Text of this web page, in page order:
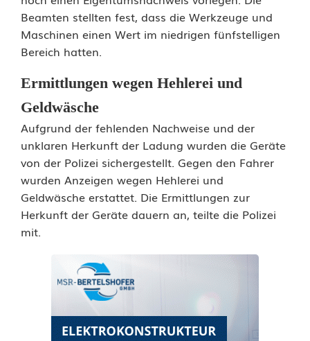
u
f
e
r
A
u
t
o
Beamten stellten fest, dass die Werkzeuge und
Maschinen einen Wert im niedrigen fünfstelligen
Bereich hatten.
Ermittlungen wegen Hehlerei und
Geldwäsche
Aufgrund der fehlenden Nachweise und der
unklaren Herkunft der Ladung wurden die Geräte
von der Polizei sichergestellt. Gegen den Fahrer
wurden Anzeigen wegen Hehlerei und
Geldwäsche erstattet. Die Ermittlungen zur
Herkunft der Geräte dauern an, teilte die Polizei
mit.